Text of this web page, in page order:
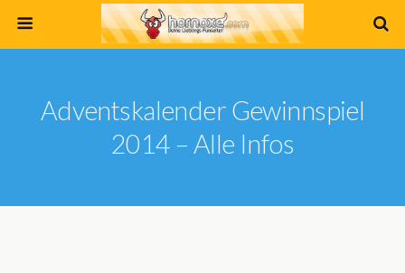
Adventskalender Gewinnspiel
2014 – Alle Infos